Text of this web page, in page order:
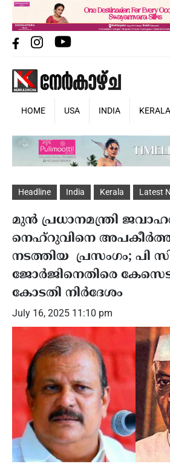
HOME USA INDIA KERALA
Headline India Kerala Latest
മുൻ പ്രധാനമന്ത്രി
നെഹ്‌റുവിനെ
നടത്തിയ പ്രസംഗം; പി
ജോർജിനെതിരെ
കോടതി നിർദേശം
July 16, 2025 11:10 pm